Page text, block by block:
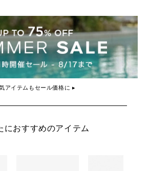
アイテムもセール価格に ▸
におすすめのアイテム